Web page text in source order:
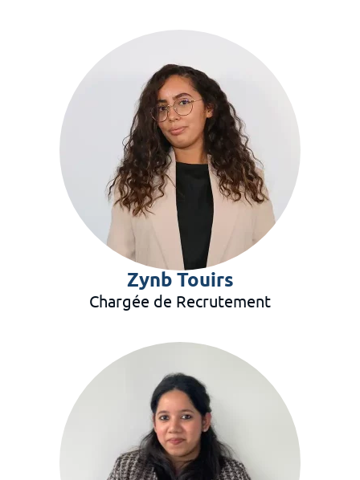
Zynb Touirs
Chargée de Recrutement